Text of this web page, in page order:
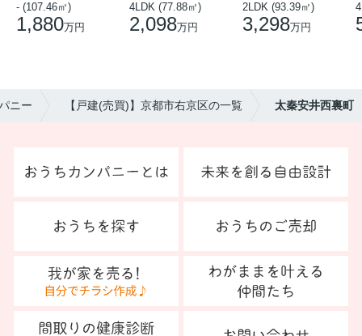
- (107.46㎡)
1,880万円
4LDK (77.88㎡)
2,098万円
2LDK (93.39㎡)
3,298万円
ニー 【戸建(売買)】京都市右京区の一覧 太秦安井西裏町